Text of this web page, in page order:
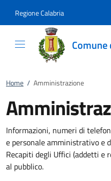
Regione Calabria
Comune
Home / Amministrazione
Informazioni, numeri di
e personale amministrativo e
Recapiti degli Uffici (addetti e
al pubblico.